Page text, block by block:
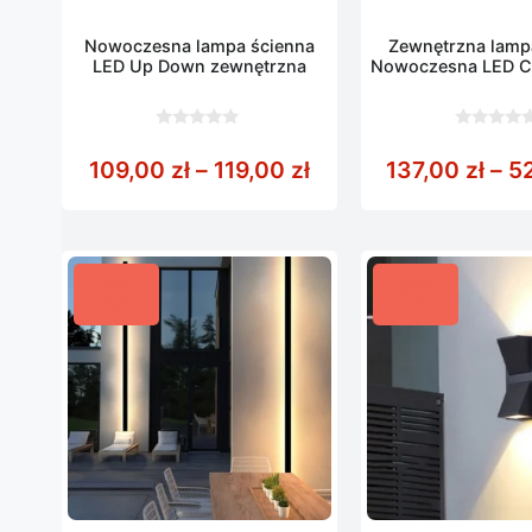
Nowoczesna lampa ścienna
LED Up Down zewnętrzna
5
109,00 zł – 119,00 złZakres cen: od
Zewnętrzna
Nowoczesna LED
5
137,00 zł –